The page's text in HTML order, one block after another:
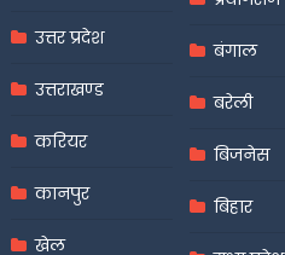
उत्तर प्रदेश
उत्तराखण्ड
करियर
कानपुर
खेल
बंगाल
बरेली
बिजनेस
बिहार